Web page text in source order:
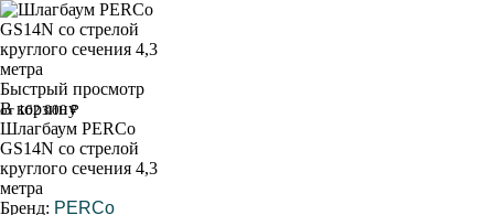
Быстрый просмотр
В корзину
от 162 000 ₽
Шлагбаум PERCo
GS14N со стрелой
круглого сечения 4,3
метра
Бренд: PERCo